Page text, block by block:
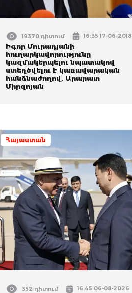
19370 դիտում 16:35 17-06-2018
Իգոր Մուրադյանի
հուղարկավորությունը
կազմակերպելու նպատակով
ստեղծվելու է կառավարական
հանձնաժողով. Արարատ
Միրզոյան
Հայաստան
352 դիտում 16:45 06-08-2026